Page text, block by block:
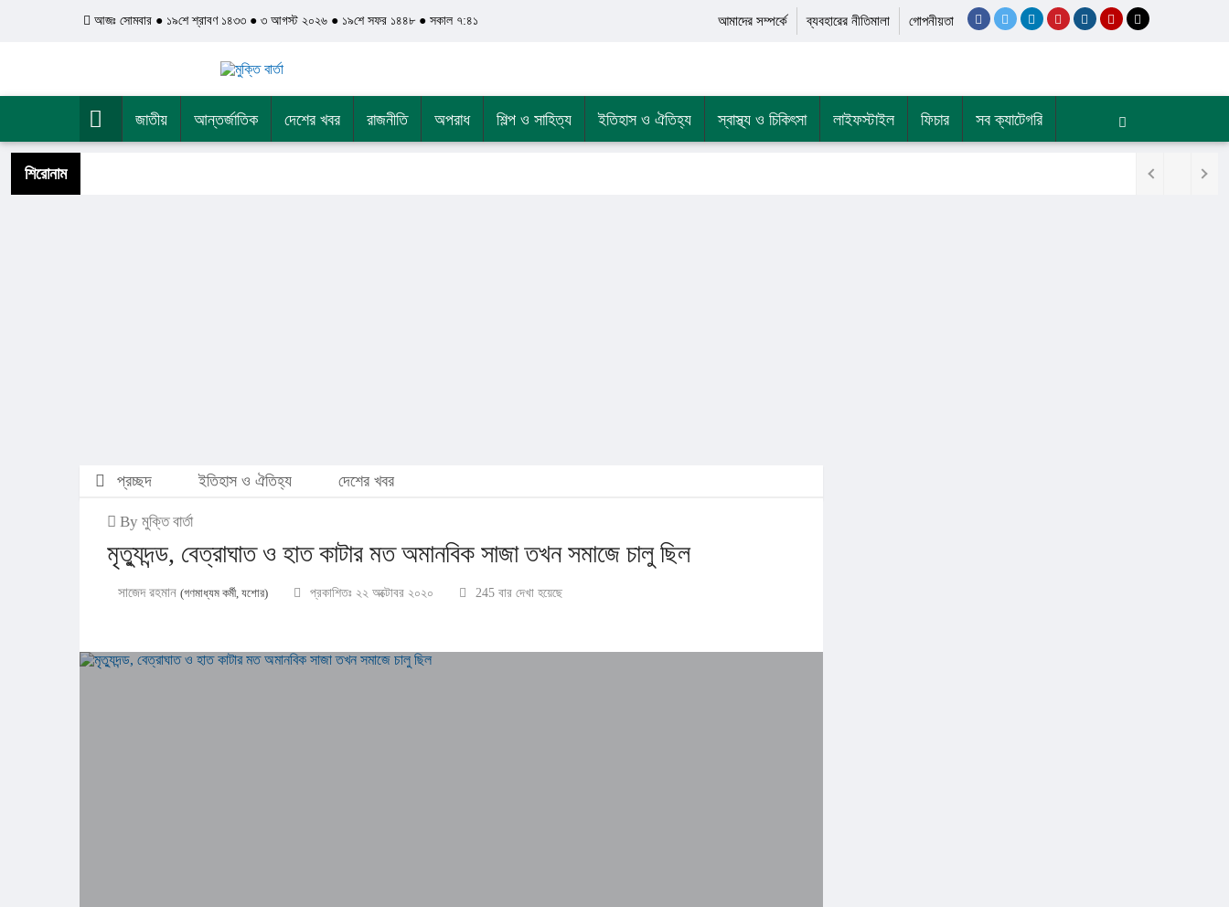
আজঃ সোমবার ● ১৯শে শ্রাবণ ১৪৩৩ ● ৩ আগস্ট ২০২৬ ● ১৯শে সফর ১৪৪৮ ● সকাল ৭:৪১ আমাদের সম্পর্কে ব্যবহারের নীতিমালা গোপনীয়তা
জাতীয় আন্তর্জাতিক দেশের খবর রাজনীতি অপরাধ শিল্প ও সাহিত্য ইতিহাস ও ঐতিহ্য স্বাস্থ্য ও চিকিৎসা লাইফস্টাইল ফিচার সব ক্যাটেগরি
শিরোনাম
প্রচ্ছদ ইতিহাস ও ঐতিহ্য দেশের খবর
By মুক্তি বার্তা
মৃত্যুদন্ড, বেত্রাঘাত ও হাত কাটার মত অমানবিক সাজা তখন সমাজে চালু ছিল
সাজেদ রহমান (গণমাধ্যম কর্মী, যশোর) প্রকাশিতঃ ২২ অক্টোবর ২০২০ 245 বার দেখা হয়েছে